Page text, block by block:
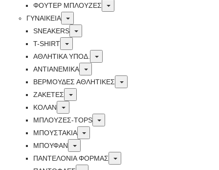
ΦΟΥΤΕΡ ΜΠΛΟΥΖΕΣ
Toggle
ΓΥΝΑΙΚΕΙΑ
Toggle
SNEAKERS
Toggle
T-SHIRT
Toggle
ΑΘΛΗΤΙΚΑ ΥΠΟΔ.
Toggle
ΑΝΤΙΑΝΕΜΙΚΑ
Toggle
ΒΕΡΜΟΥΔΕΣ ΑΘΛΗΤΙΚΕΣ
Toggle
ΖΑΚΕΤΕΣ
Toggle
ΚΟΛΑΝ
Toggle
ΜΠΛΟΥΖΕΣ-TOPS
Toggle
ΜΠΟΥΣΤΑΚΙΑ
Toggle
ΜΠΟΥΦΑΝ
Toggle
ΠΑΝΤΕΛΟΝΙΑ ΦΟΡΜΑΣ
Toggle